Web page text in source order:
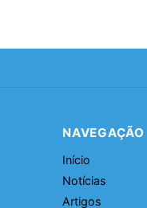
NAVEGAÇÃO
Início
Notícias
Artigos